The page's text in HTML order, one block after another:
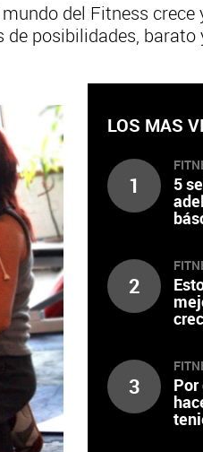
del Fitness crece
posibilidades, barato
LOS MAS
1 5
2
3 Por